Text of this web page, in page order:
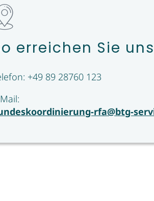
erreichen Sie uns
+49 89 28760 123
rfa@btg-